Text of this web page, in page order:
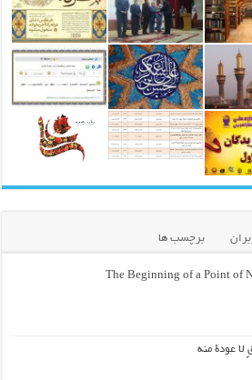
برچسب ها
The Beginning of a Point of
لا عودة منه